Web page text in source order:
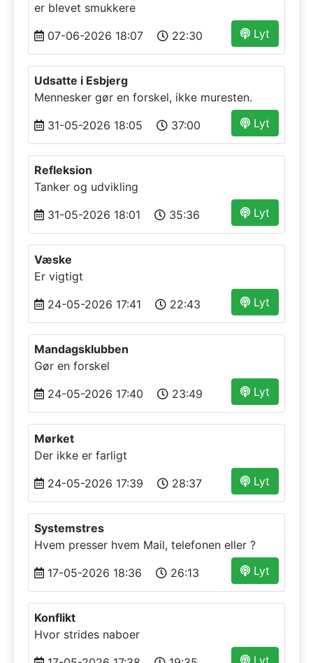
er blevet smukkere
Lyt
07-06-2026 18:07 22:30
Udsatte i Esbjerg
Mennesker gør en forskel, ikke muresten.
Lyt
31-05-2026 18:05 37:00
Refleksion
Tanker og udvikling
Lyt
31-05-2026 18:01 35:36
Væske
Er vigtigt
Lyt
24-05-2026 17:41 22:43
Mandagsklubben
Gør en forskel
Lyt
24-05-2026 17:40 23:49
Mørket
Der ikke er farligt
Lyt
24-05-2026 17:39 28:37
Systemstres
Hvem presser hvem Mail, telefonen eller ?
Lyt
17-05-2026 18:36 26:13
Konflikt
Hvor strides naboer